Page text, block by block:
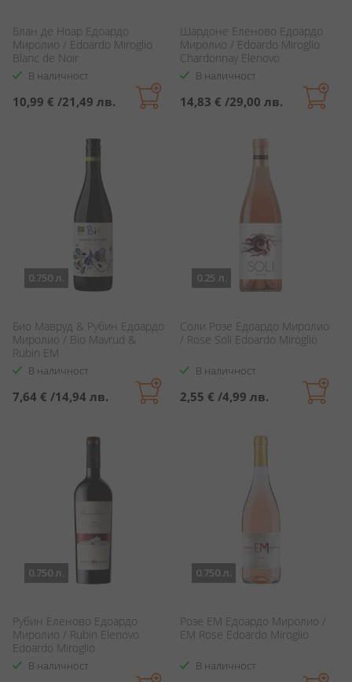
Блан де Ноар Едоардо
Миролио / Edoardo Miroglio
Blanc de Noir
В наличност
10,99 € /21,49 лв.
Шардоне Еленово Едоардо
Миролио / Edoardo Miroglio
Chardonnay Elenovo
В наличност
14,83 € /29,00 лв.
0.750 л.
Био Мавруд & Рубин Едоардо
Миролио / Bio Mavrud &
Rubin EM
В наличност
7,64 € /14,94 лв.
0.25 л.
Соли Розе Едоардо Миролио
/ Rose Soli Edoardo Miroglio
В наличност
2,55 € /4,99 лв.
0.750 л.
Рубин Еленово Едоардо
Миролио / Rubin Elenovo
Edoardo Miroglio
В наличност
0.750 л.
Розе ЕМ Едоардо Миролио /
EM Rose Edoardo Miroglio
В наличност